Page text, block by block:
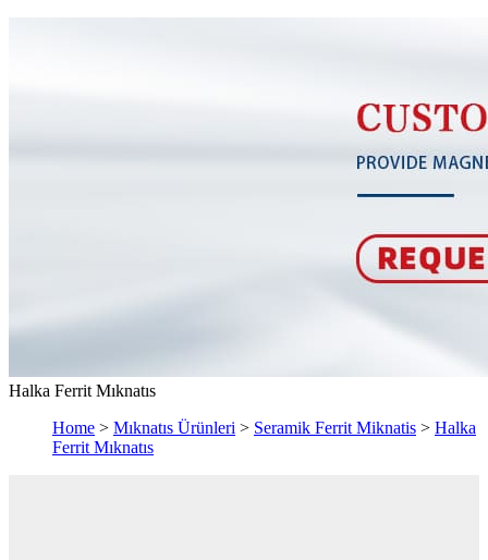
Halka Ferrit Mıknatıs
Home > Mıknatıs Ürünleri > Seramik Ferrit Miknatis > Halka
Ferrit Mıknatıs